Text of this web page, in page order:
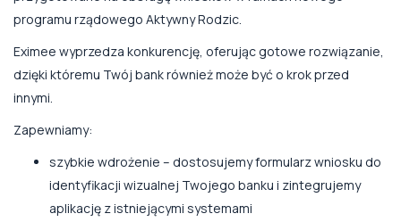
programu rządowego Aktywny Rodzic.
Eximee wyprzedza konkurencję, oferując gotowe rozwiązanie,
dzięki któremu Twój bank również może być o krok przed
innymi.
Zapewniamy:
szybkie wdrożenie – dostosujemy formularz wniosku do
identyfikacji wizualnej Twojego banku i zintegrujemy
aplikację z istniejącymi systemami